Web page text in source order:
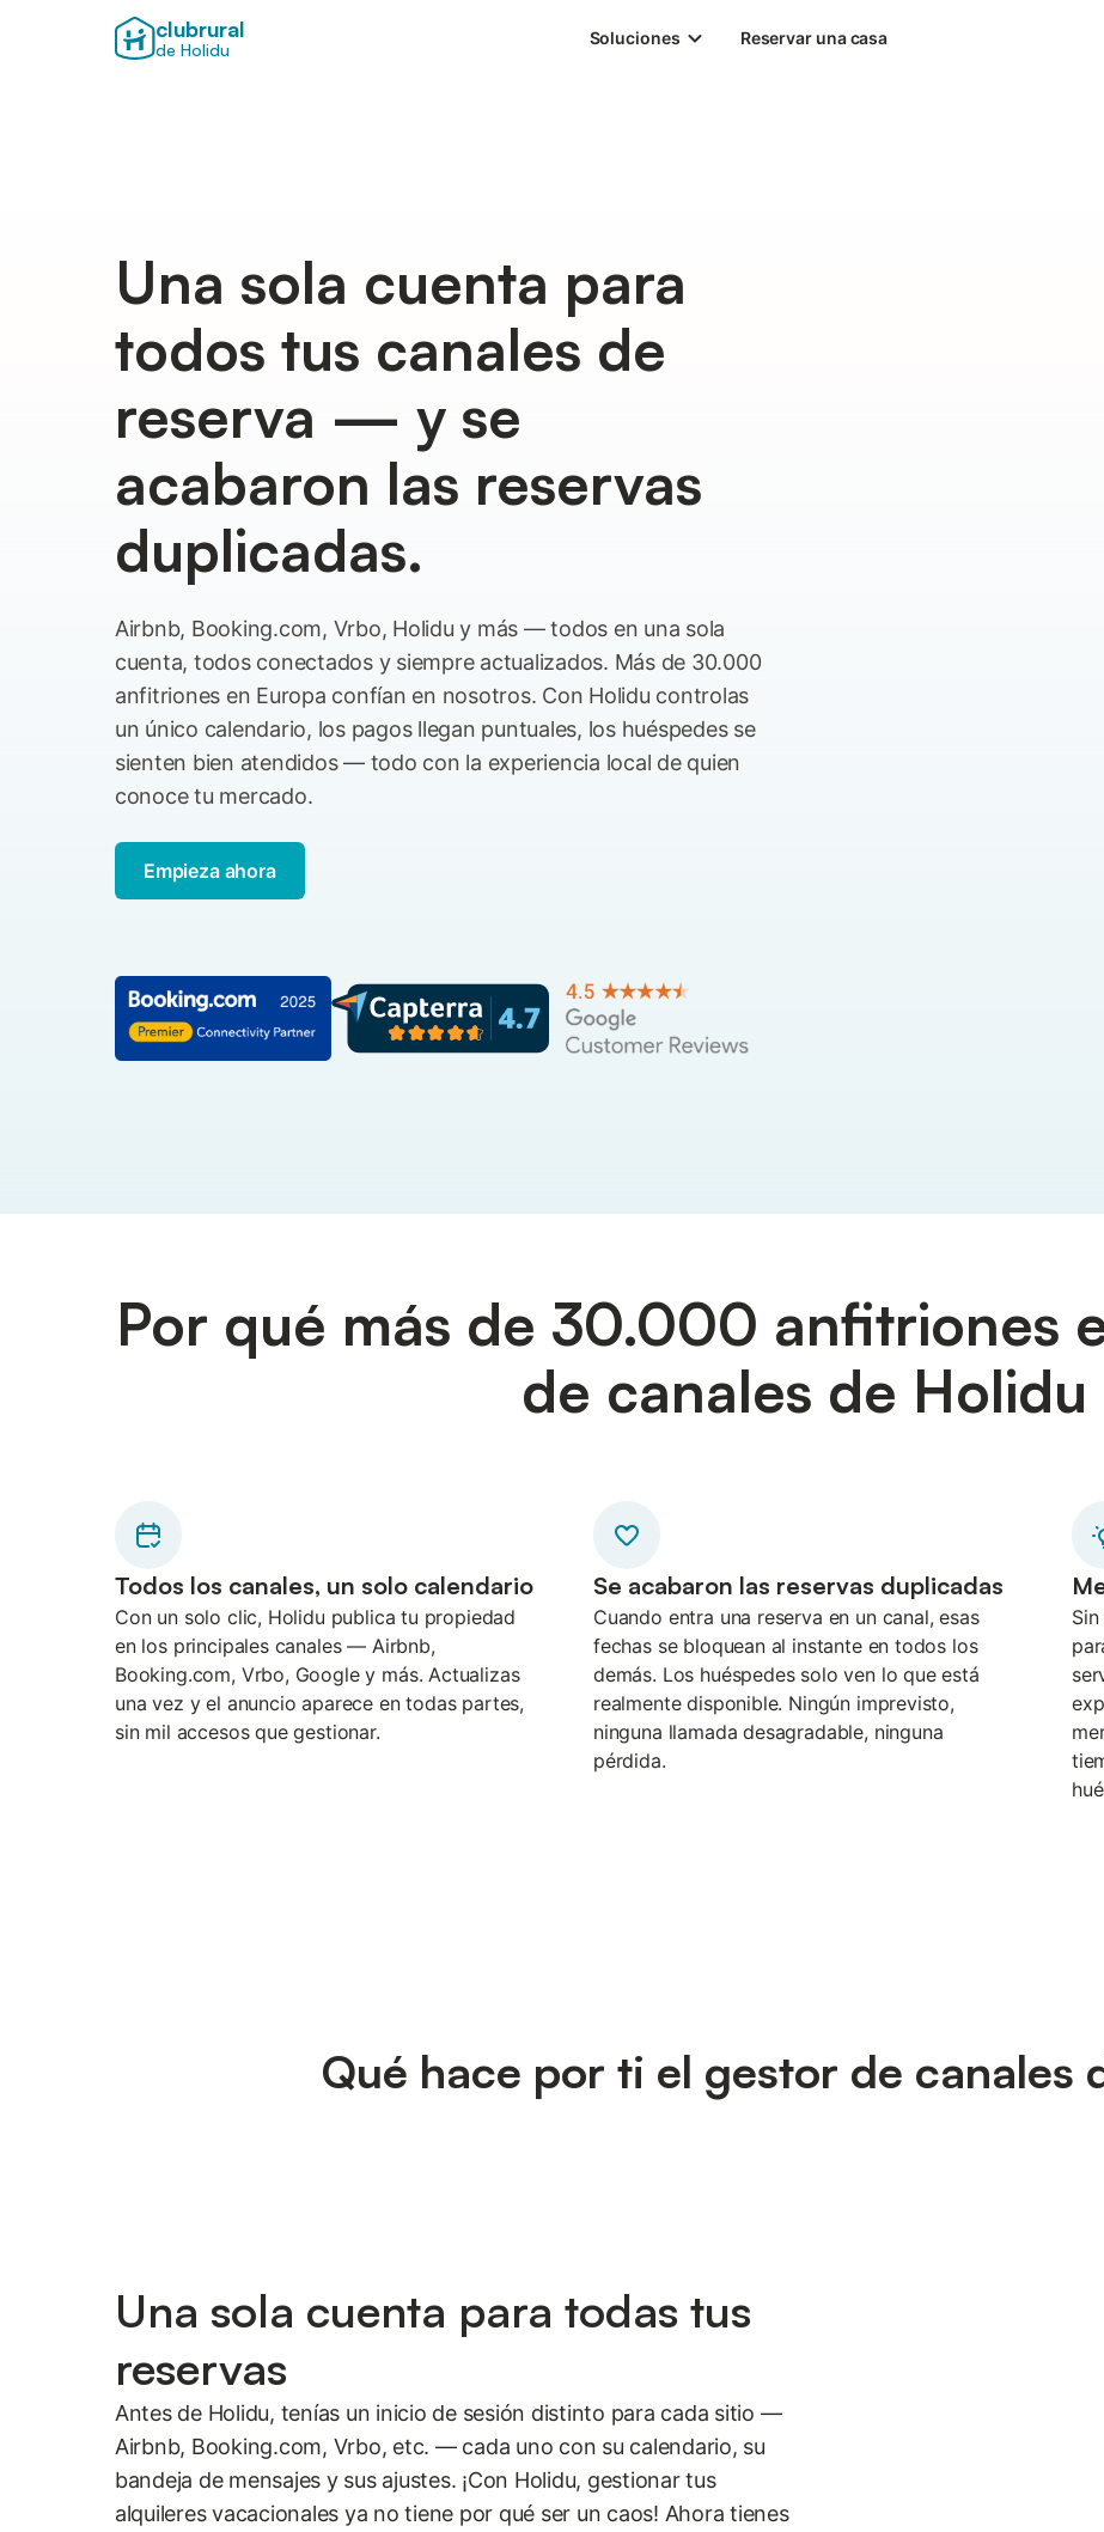
clubrural
de Holidu
Soluciones Reservar una casa
Una sola cuenta para
todos tus canales de
reserva — y se
acabaron las reservas
duplicadas.
Airbnb, Booking.com, Vrbo, Holidu y más — todos en una sola
cuenta, todos conectados y siempre actualizados. Más de 30.000
anfitriones en Europa confían en nosotros. Con Holidu controlas
un único calendario, los pagos llegan puntuales, los huéspedes se
sienten bien atendidos — todo con la experiencia local de quien
conoce tu mercado.
Empieza ahora
Por qué más de 30.000 anfitriones
de canales de Holidu
Todos los canales, un solo calendario
Con un solo clic, Holidu publica tu propiedad
en los principales canales — Airbnb,
Booking.com, Vrbo, Google y más. Actualizas
una vez y el anuncio aparece en todas partes,
sin mil accesos que gestionar.
Se acabaron las reservas duplicadas
Cuando entra una reserva en un canal, esas
fechas se bloquean al instante en todos los
demás. Los huéspedes solo ven lo que está
realmente disponible. Ningún imprevisto,
ninguna llamada desagradable, ninguna
pérdida.
Qué hace por ti el gestor de canales
Una sola cuenta para todas tus
reservas
Antes de Holidu, tenías un inicio de sesión distinto para cada sitio —
Airbnb, Booking.com, Vrbo, etc. — cada uno con su calendario, su
bandeja de mensajes y sus ajustes. ¡Con Holidu, gestionar tus
alquileres vacacionales ya no tiene por qué ser un caos! Ahora tienes